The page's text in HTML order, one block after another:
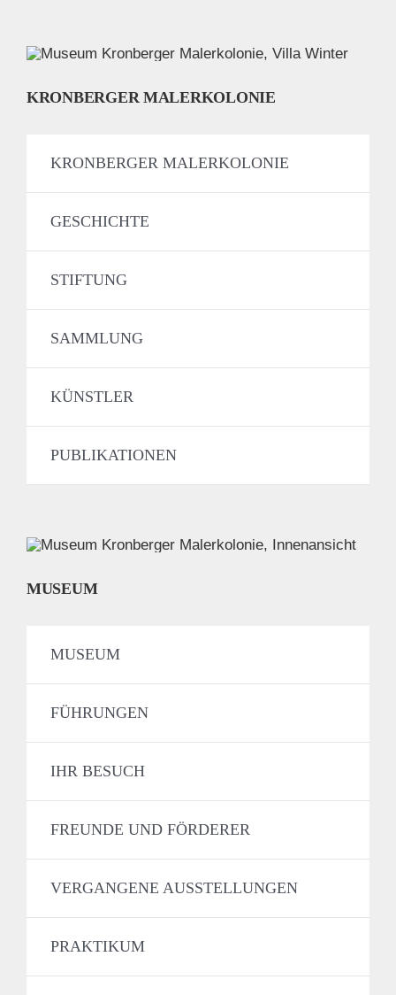
KRONBERGER MALERKOLONIE
KRONBERGER MALERKOLONIE
GESCHICHTE
STIFTUNG
SAMMLUNG
KÜNSTLER
PUBLIKATIONEN
MUSEUM
MUSEUM
FÜHRUNGEN
IHR BESUCH
FREUNDE UND FÖRDERER
VERGANGENE AUSSTELLUNGEN
PRAKTIKUM